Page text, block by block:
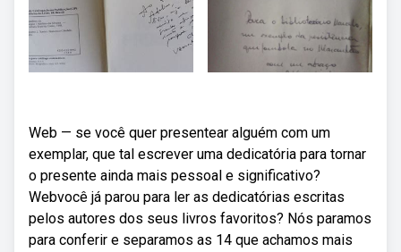
Web — se você quer presentear alguém com um
exemplar, que tal escrever uma dedicatória para tornar
o presente ainda mais pessoal e significativo?
Webvocê já parou para ler as dedicatórias escritas
pelos autores dos seus livros favoritos? Nós paramos
para conferir e separamos as 14 que achamos mais